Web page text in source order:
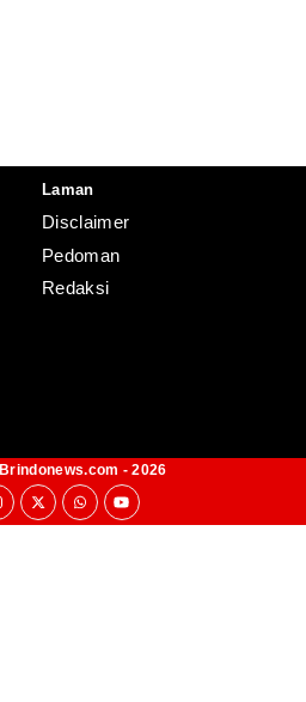
Laman
Disclaimer
Pedoman
Redaksi
Brindonews.com - 2026